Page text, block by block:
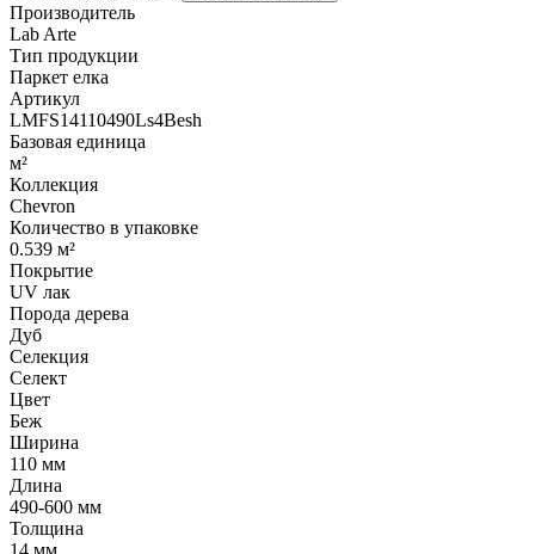
Производитель
Lab Arte
Тип продукции
Паркет елка
Артикул
LMFS14110490Ls4Besh
Базовая единица
м²
Коллекция
Chevron
Количество в упаковке
0.539 м²
Покрытие
UV лак
Порода дерева
Дуб
Селекция
Селект
Цвет
Беж
Ширина
110 мм
Длина
490-600 мм
Толщина
14 мм